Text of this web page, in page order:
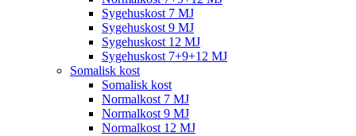
Sygehuskost 7 MJ
Sygehuskost 9 MJ
Sygehuskost 12 MJ
Sygehuskost 7+9+12 MJ
Somalisk kost
Somalisk kost
Normalkost 7 MJ
Normalkost 9 MJ
Normalkost 12 MJ